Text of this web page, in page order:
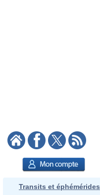
Transits et éphémérides